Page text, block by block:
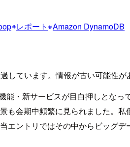
レポート
Amazon DynamoDB
しています。情報が古い可能性が
能・新サービスが目白押しとな
も会期中頻繁に見られました。
エントリではその中からビッグ